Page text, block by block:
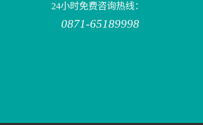
24小时免费咨询热线：
0871-65189998